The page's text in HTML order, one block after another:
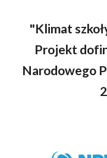
"Klimat
Projekt
Narodowego